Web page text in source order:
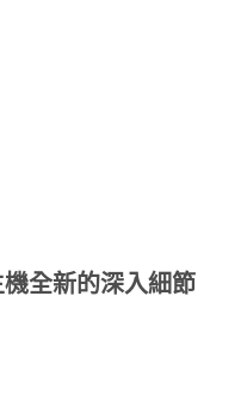
全新的深入細節